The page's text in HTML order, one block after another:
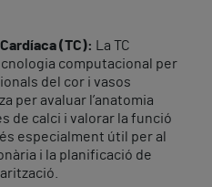
(TC):
La TC
computacional per
del cor i vasos
per avaluar l’anatomia
de calci i valorar la funció
especialment útil per al
i la planificació de